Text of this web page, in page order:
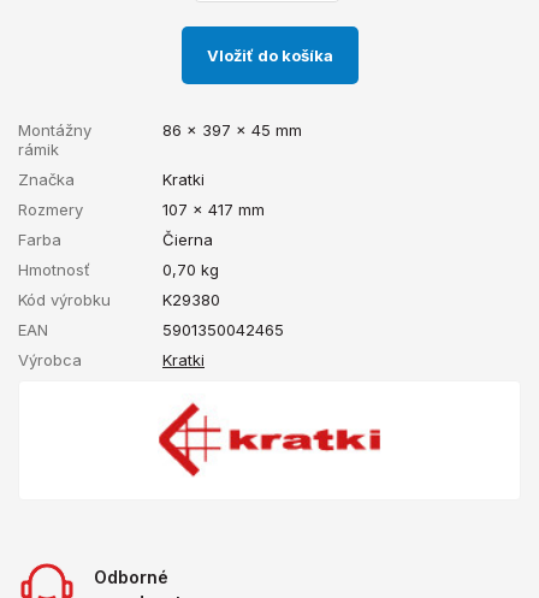
Vložiť do košíka
Montážny
rámik
86 x 397 x 45 mm
Značka
Kratki
Rozmery
107 x 417 mm
Farba
Čierna
Hmotnosť
0,70 kg
Kód výrobku
K29380
EAN
5901350042465
Výrobca
Kratki
Odborné